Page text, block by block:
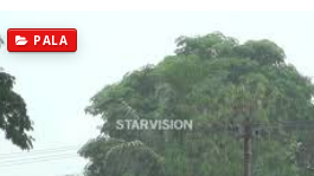
PALA